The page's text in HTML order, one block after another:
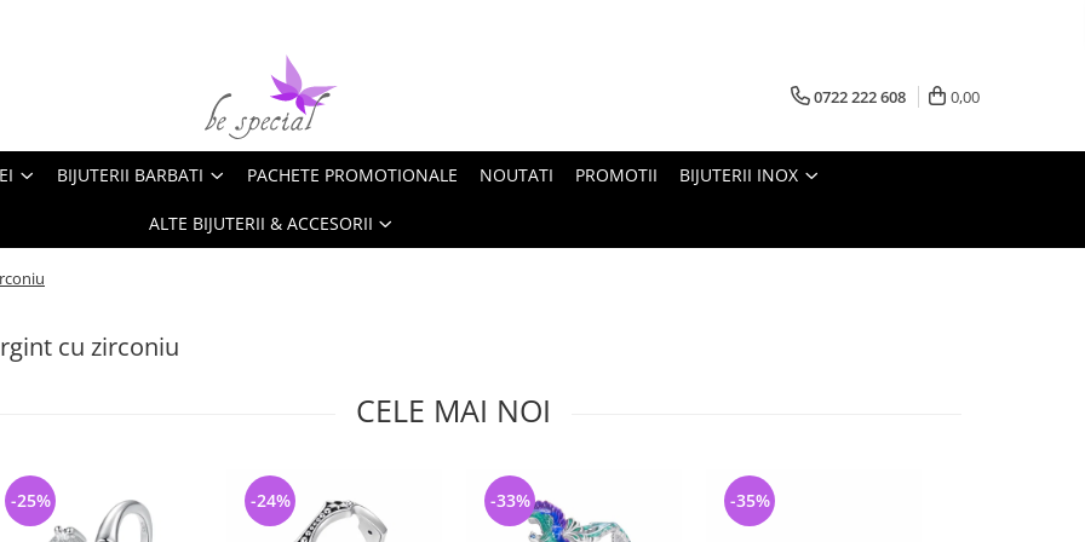
0722 222 608 0,00
BIJUTERII BARBATI PACHETE PROMOTIONALE NOUTATI PROMOTII BIJUTERII INOX
ALTE BIJUTERII & ACCESORII
cu zirconiu
CELE MAI NOI
-25% -24% -33% -35%